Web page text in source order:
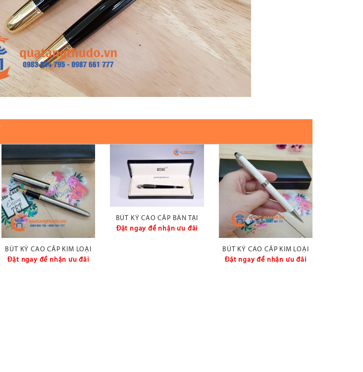
BÚT KÝ CAO CẤP KIM LOẠI
018
Đặt ngay để nhận ưu đãi
BÚT KÝ CAO CẤP BÁN TẠI
QUÀ TẶNG THỦ ĐÔ
Đặt ngay để nhận ưu đãi
BÚT KÝ CAO CẤP KIM LOẠI
VÂN DA RẮN TRẮNG
Đặt ngay để nhận ưu đãi